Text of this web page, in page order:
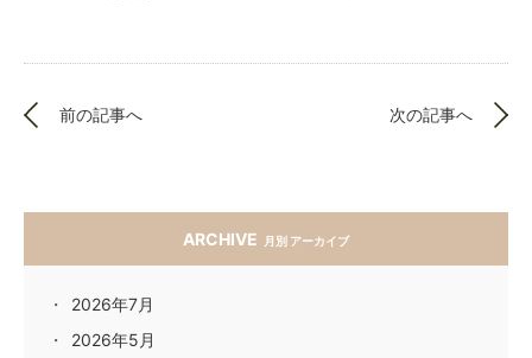
前の記事へ 次の記事へ
ARCHIVE 月別 アーカイブ
2026年7月
2026年5月